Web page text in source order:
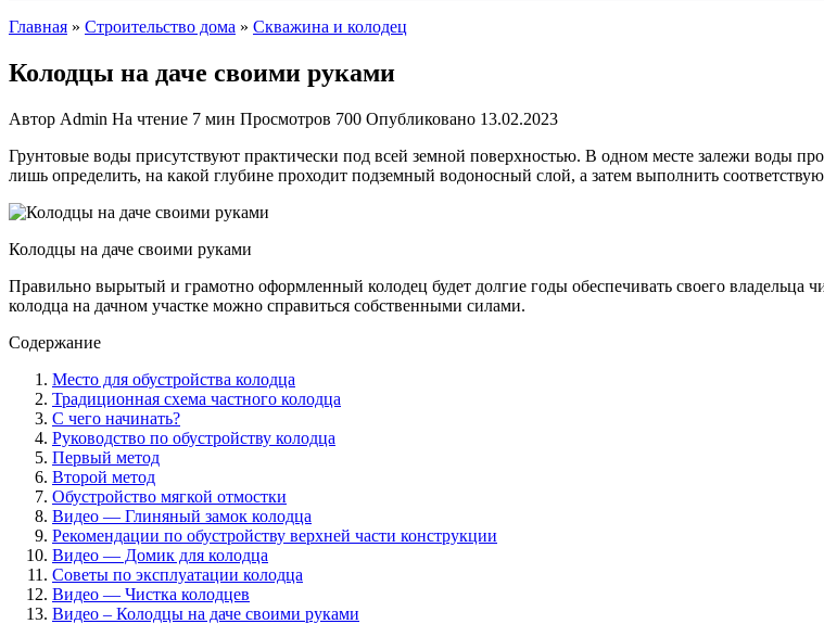
Главная » Строительство дома » Скважина и колодец
Колодцы на даче своими руками
Автор Admin На чтение 7 мин Просмотров 700 Опубликовано 13.02.2023
Грунтовые воды присутствуют практически под всей земной поверхностью. В одном месте залежи воды
лишь определить, на какой глубине проходит подземный водоносный слой, а затем выполнить
Колодцы на даче своими руками
Правильно вырытый и грамотно оформленный колодец будет долгие годы обеспечивать своего
колодца на дачном участке можно справиться собственными силами.
Содержание
Место для обустройства колодца
Традиционная схема частного колодца
С чего начинать?
Руководство по обустройству колодца
Первый метод
Второй метод
Обустройство мягкой отмостки
Видео — Глиняный замок колодца
Рекомендации по обустройству верхней части конструкции
Видео — Домик для колодца
Советы по эксплуатации колодца
Видео — Чистка колодцев
Видео – Колодцы на даче своими руками